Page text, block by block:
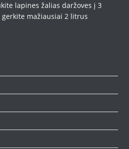
lapines žalias daržoves į 3
mažiausiai 2 litrus